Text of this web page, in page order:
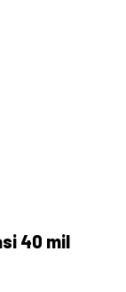
40 mil